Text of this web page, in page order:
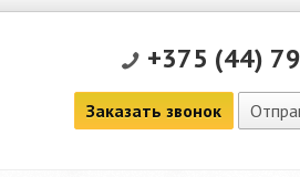
+375 (44)
Заказать звонок